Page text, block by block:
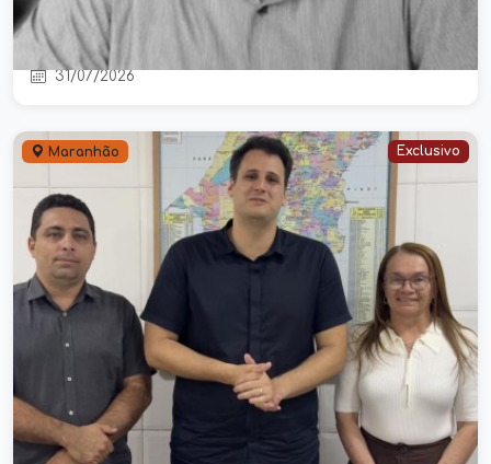
referência da advocacia maranhense
e ex-dirigente da OAB-MA
31/07/2026
Maranhão Exclusivo
Candidatura de Orleans Brandão
ganha novos reforços políticos em
Grajaú e São Domingos do